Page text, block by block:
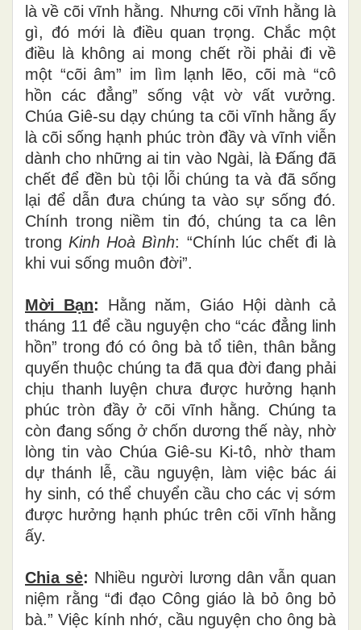
là về cõi vĩnh hằng. Nhưng cõi vĩnh hằng là
gì, đó mới là điều quan trọng. Chắc một
điều là không ai mong chết rồi phải đi về
một “cõi âm” im lìm lạnh lẽo, cõi mà “cô
hồn các đẳng” sống vật vờ vất vưởng.
Chúa Giê-su dạy chúng ta cõi vĩnh hằng ấy
là cõi sống hạnh phúc tròn đầy và vĩnh viễn
dành cho những ai tin vào Ngài, là Đấng đã
chết để đền bù tội lỗi chúng ta và đã sống
lại để dẫn đưa chúng ta vào sự sống đó.
Chính trong niềm tin đó, chúng ta ca lên
trong Kinh Hoà Bình: “Chính lúc chết đi là
khi vui sống muôn đời”.
Mời Bạn: Hằng năm, Giáo Hội dành cả
tháng 11 để cầu nguyện cho “các đẳng linh
hồn” trong đó có ông bà tổ tiên, thân bằng
quyến thuộc chúng ta đã qua đời đang phải
chịu thanh luyện chưa được hưởng hạnh
phúc tròn đầy ở cõi vĩnh hằng. Chúng ta
còn đang sống ở chốn dương thế này, nhờ
lòng tin vào Chúa Giê-su Ki-tô, nhờ tham
dự thánh lễ, cầu nguyện, làm việc bác ái
hy sinh, có thể chuyển cầu cho các vị sớm
được hưởng hạnh phúc trên cõi vĩnh hằng
ấy.
Chia sẻ: Nhiều người lương dân vẫn quan
niệm rằng “đi đạo Công giáo là bỏ ông bỏ
bà.” Việc kính nhớ, cầu nguyện cho ông bà